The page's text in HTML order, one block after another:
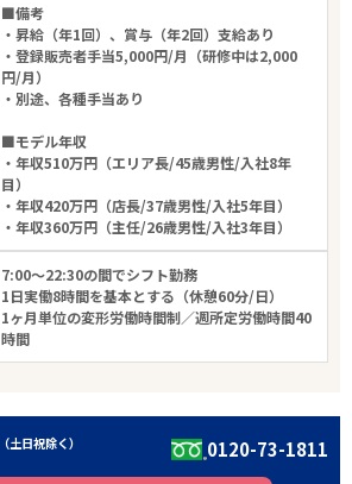
■備考
・昇給（年1回）、賞与（年2回）支給あり
・登録販売者手当5,000円/月（研修中は2,000
円/月）
・別途、各種手当あり
■モデル年収
・年収510万円（エリア長/45歳男性/入社8年
目）
・年収420万円（店長/37歳男性/入社5年目）
・年収360万円（主任/26歳男性/入社3年目）
7:00～22:30の間でシフト勤務
1日実働8時間を基本とする（休憩60分/日）
1ヶ月単位の変形労働時間制／週所定労働時間40
時間
（土日祝除く） 0120-73-1811